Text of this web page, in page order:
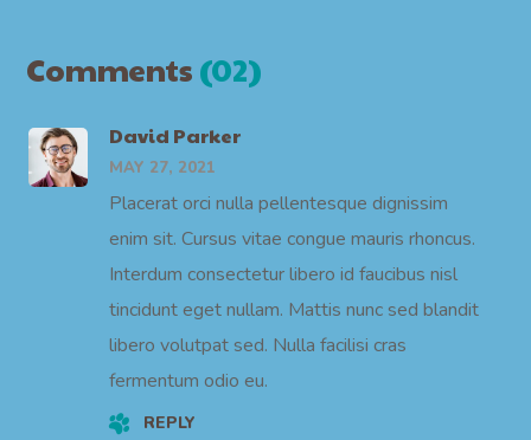
Comments(02)
David Parker
MAY 27, 2021
Placerat orci nulla pellentesque dignissim
enim sit. Cursus vitae congue mauris rhoncus.
Interdum consectetur libero id faucibus nisl
tincidunt eget nullam. Mattis nunc sed blandit
libero volutpat sed. Nulla facilisi cras
fermentum odio eu.
REPLY